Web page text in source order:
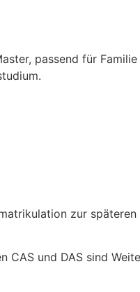
passend für
zur
CAS und DAS sind